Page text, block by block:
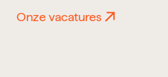
Onze vacatures